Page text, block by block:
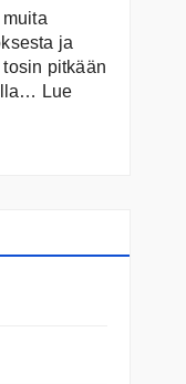
ja
pitkään
Lue